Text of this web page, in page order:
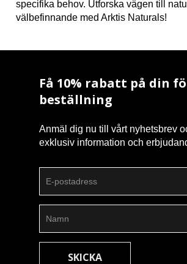
specifika behov. Utforska vägen till
välbefinnande med Arktis Naturals!
Få 10% rabatt på din
beställning
Anmäl dig nu till vårt nyhetsbrev
exklusiv information och